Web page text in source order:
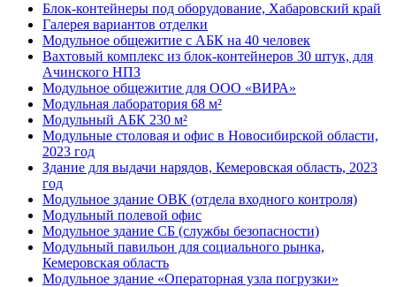
Блок-контейнеры под оборудование, Хабаровский край
Галерея вариантов отделки
Модульное общежитие с АБК на 40 человек
Вахтовый комплекс из блок-контейнеров 30 штук, для
Ачинского НПЗ
Модульное общежитие для ООО «ВИРА»
Модульная лаборатория 68 м²
Модульный АБК 230 м²
Модульные столовая и офис в Новосибирской области,
2023 год
Здание для выдачи нарядов, Кемеровская область, 2023
год
Модульное здание ОВК (отдела входного контроля)
Модульный полевой офис
Модульное здание СБ (службы безопасности)
Модульный павильон для социального рынка,
Кемеровская область
Модульное здание «Операторная узла погрузки»